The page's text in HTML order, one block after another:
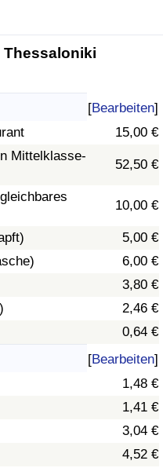
[Bearbeiten]
15,00 €
Mittelklasse-
52,50 €
10,00 €
5,00 €
6,00 €
3,80 €
2,46 €
0,64 €
[Bearbeiten]
1,48 €
1,41 €
3,04 €
4,52 €
Land
(aktuell)